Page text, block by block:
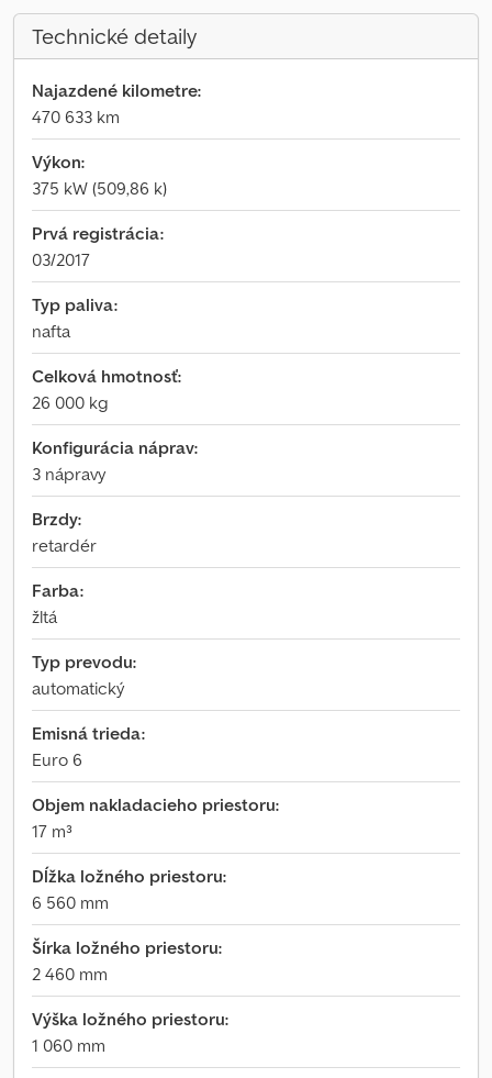
Technické detaily
Najazdené kilometre:
470 633 km
Výkon:
375 kW (509,86 k)
Prvá registrácia:
03/2017
Typ paliva:
nafta
Celková hmotnosť:
26 000 kg
Konfigurácia náprav:
3 nápravy
Brzdy:
retardér
Farba:
žltá
Typ prevodu:
automatický
Emisná trieda:
Euro 6
Objem nakladacieho priestoru:
17 m³
Dĺžka ložného priestoru:
6 560 mm
Šírka ložného priestoru:
2 460 mm
Výška ložného priestoru:
1 060 mm